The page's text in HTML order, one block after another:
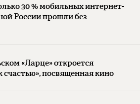
30 % мобильных интернет-
России прошли без
«Ларце» откроется
счастью», посвященная кино